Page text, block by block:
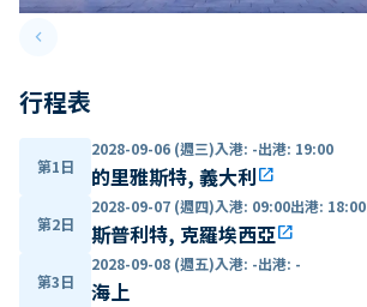
keyboard_arrow_leftPrevious slide
行程表
第1日
2028-09-06 (週三)入港: -出港: 19:00
的里雅斯特, 義大利open_in_new
第2日
2028-09-07 (週四)入港: 09:00出港: 18:00
斯普利特, 克羅埃西亞open_in_new
第3日
2028-09-08 (週五)入港: -出港: -
海上